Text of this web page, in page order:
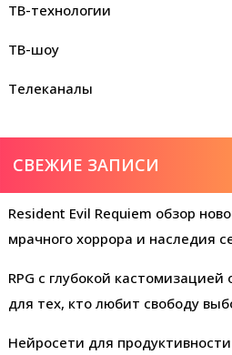
ТВ-технологии
ТВ-шоу
Телеканалы
СВЕЖИЕ ЗАПИСИ
Resident Evil Requiem обзор
мрачного хоррора и наследия
RPG с глубокой кастомизацией
для тех, кто любит свободу
Нейросети для продуктивности